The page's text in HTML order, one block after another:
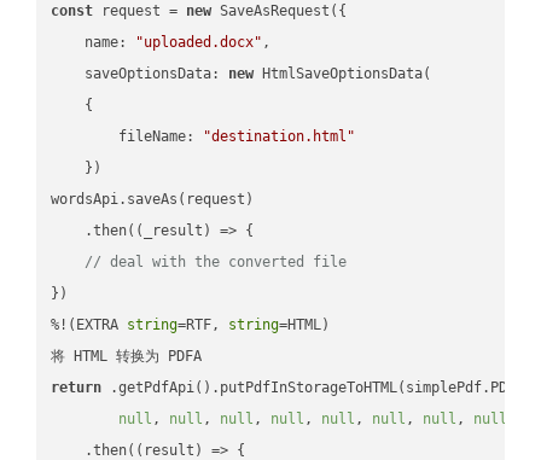
const request = new SaveAsRequest({
name: "uploaded.docx" ,
saveOptionsData: new HtmlSaveOptionsData(
    {
fileName:
"destination.html"
    })
wordsApi.saveAs(request)
    .then(
( _result ) => {
// deal with the converted file
})
%!(EXTRA string=RTF, string=HTML)
return
null , null , null , null , null , null , null , null
    .then(
( result ) => {